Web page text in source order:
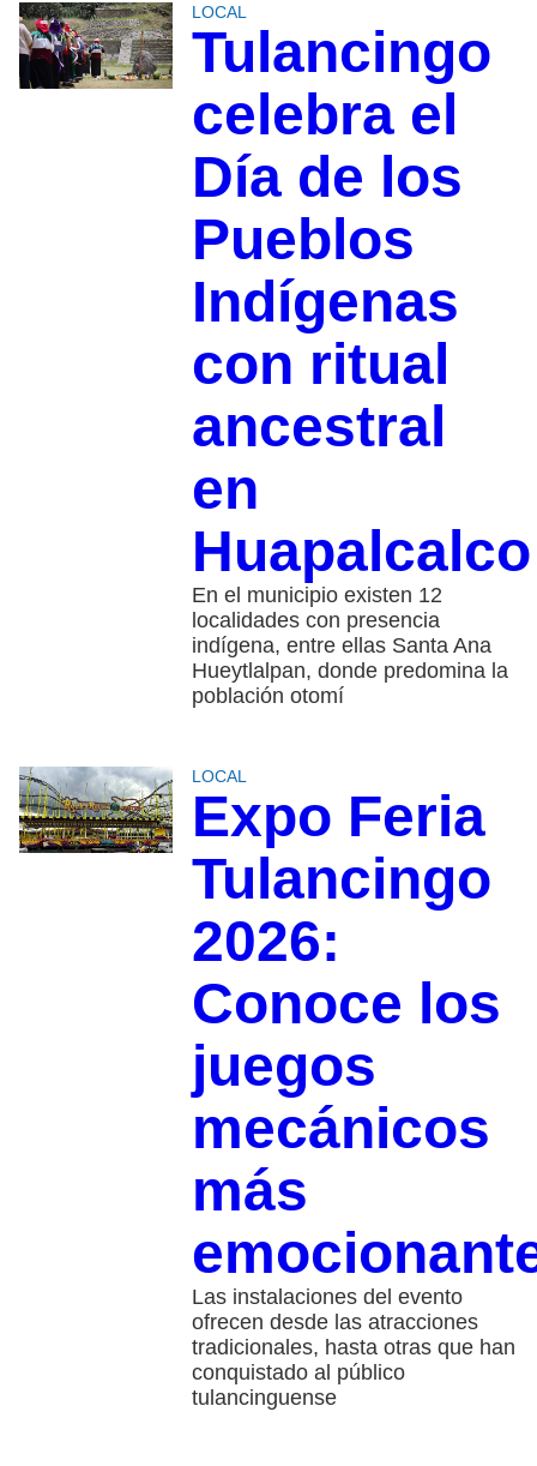
LOCAL
Tulancingo
celebra el
Día de los
Pueblos
Indígenas
con ritual
ancestral
en
Huapalcalco
En el municipio existen 12
localidades con presencia
indígena, entre ellas Santa Ana
Hueytlalpan, donde predomina la
población otomí
LOCAL
Expo Feria
Tulancingo
2026:
Conoce los
juegos
mecánicos
más
Las instalaciones del evento
ofrecen desde las atracciones
tradicionales, hasta otras que han
conquistado al público
tulancinguense